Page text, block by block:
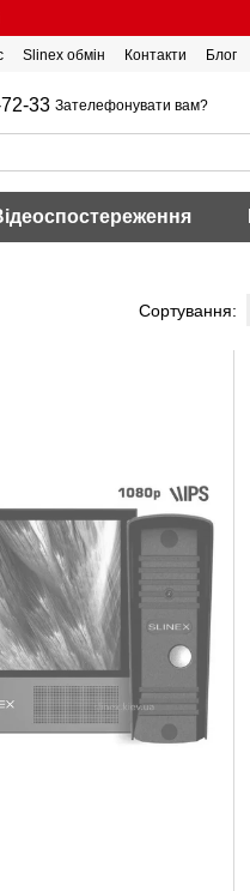
Slinex обмін Контакти Блог
33 Зателефонувати вам?
Сортування: